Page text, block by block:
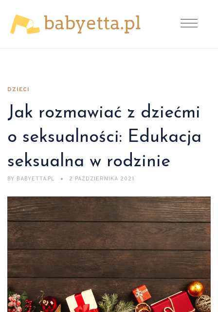
DZIECI
Jak rozmawiać z dziećmi
o seksualności: Edukacja
seksualna w rodzinie
BY BABYETTA.PL 2 PAŹDZIERNIKA 2021